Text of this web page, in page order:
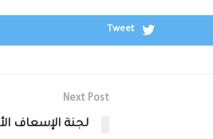
Tweet
Next Post
لجنة الإسعاف